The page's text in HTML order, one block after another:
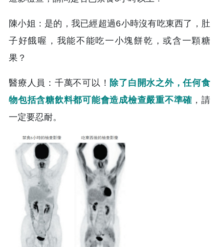
陳小姐：是的，我已經超過6小時沒有吃東西了，肚
子好餓喔，我能不能吃一小塊餅乾，或含一顆糖
果？
醫療人員：千萬不可以！ 除了白開水之外，任何食
物包括含糖飲料都可能會造成檢查嚴重不準確 ，請
一定要忍耐。